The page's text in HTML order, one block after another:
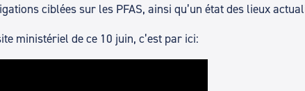
ciblées sur les PFAS, ainsi qu’un état des lieux
ministériel de ce 10 juin, c’est par ici: